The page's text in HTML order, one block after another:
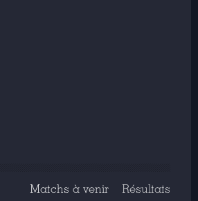
Matchs à venir Résultats